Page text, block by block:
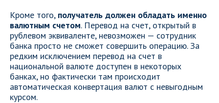
Кроме того, получатель должен обладать именно
валютным счетом. Перевод на счет, открытый в
рублевом эквиваленте, невозможен — сотрудник
банка просто не сможет совершить операцию. За
редким исключением перевод на счет в
национальной валюте доступен в некоторых
банках, но фактически там происходит
автоматическая конвертация валют с невыгодным
курсом.